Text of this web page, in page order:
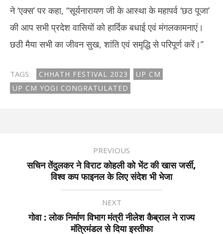
ने ‘एक्‍स’ पर कहा, ‘‘सूर्यनारायण जी के आस्था के महापर्व ‘छठ पूजा’
की आप सभी प्रदेश वासियों को हार्दिक बधाई एवं मंगलकामनाएं।
छठी मैया सभी का जीवन सुख, शांति एवं समृद्धि से परिपूर्ण करें।’’
TAGS: CHHATH FESTIVAL 2023
UP CM
UP CM YOGI CONGRATULATED
PREVIOUS
सचिन तेंदुलकर ने विराट कोहली को भेंट की खास जर्सी,
विश्व कप फाइनल के लिए संदेश भी भेजा
NEXT
गोवा : लोक निर्माण विभाग मंत्री नीलेश कैब्राल ने राज्य
मंत्रिमंडल से दिया इस्तीफा